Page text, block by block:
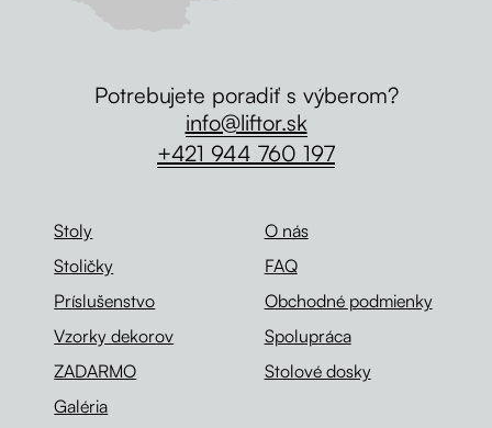
Stoly
Stoličky
Príslušenstvo
Vzorky dekorov
ZADARMO
Galéria
O nás
FAQ
Obchodné podmienky
Spolupráca
Stolové dosky
Potrebujete poradiť s výberom?
info@liftor.sk
+421 944 760 197